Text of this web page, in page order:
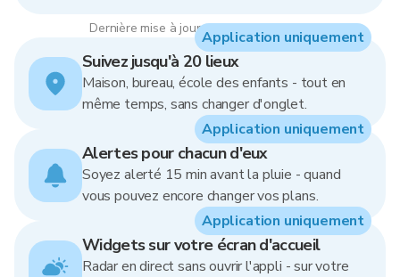
Dernière mise à jour : 17:00, 9 Aug 2026
Suivez jusqu'à 20 lieux
Maison, bureau, école des enfants - tout en
même temps, sans changer d'onglet.
Application uniquement
Alertes pour chacun d'eux
Soyez alerté 15 min avant la pluie - quand
vous pouvez encore changer vos plans.
Application uniquement
Widgets sur votre écran d'accueil
Radar en direct sans ouvrir l'appli - sur votre
Application uniquement